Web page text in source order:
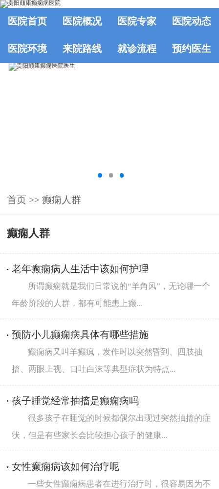
医院首页 医院概况 医院专家 医院动态
医院环境 来院路线 就诊流程 预约医生
首页 >> 癫痫人群
癫痫人群
老年癫痫病人生活中该如何护理
所谓癫痫就是我们日常说的“羊角风”，无论哪一个
年龄阶段的人群，都有可能患上癫...
预防小儿癫痫病具体有哪些措施
癫痫病又叫羊癫疯，发作时以突然昏到、四肢抽
搐、两眼上视、口吐白沫等典型症状为特点...
孩子睡觉经常抽搐是癫痫病吗
很多孩子在睡觉的时候都偶尔出现过突然抽搐的症
状，但是有些家长会比较担心孩子的健康...
女性癫痫病该如何治疗呢
一些女性癫痫病患者在进行治疗时，很容易因为不